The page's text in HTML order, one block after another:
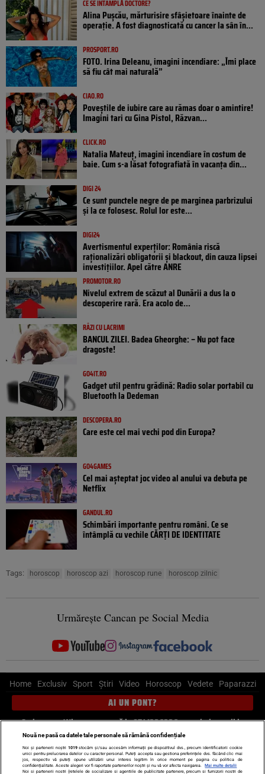
CE SE ÎNTÂMPLĂ DOCTORE?
Alina Pușcău, mărturisire sfâșietoare înainte de
operație. A fost diagnosticată cu cancer la sân în...
PROSPORT.RO
FOTO. Irina Deleanu, imagini incendiare: „Îmi place
să fiu cât mai naturală”
CIAO.RO
Poveştile de iubire care au rămas doar o amintire!
Imagini tari cu Gina Pistol, Răzvan...
CLICK.RO
Natalia Mateuț, imagini incendiare în costum de
baie. Cum s-a lăsat fotografiată în vacanța din...
DIGI 24
Ce sunt punctele negre de pe marginea parbrizului
și la ce folosesc. Rolul lor este...
DIGI24
Avertismentul experților: România riscă
raționalizări obligatorii și blackout, din cauza lipsei
investițiilor. Apel către ANRE
PROMOTOR.RO
Nivelul extrem de scăzut al Dunării a dus la o
descoperire rară. Era acolo de...
RÂZI CU LACRIMI
BANCUL ZILEI. Badea Gheorghe: – Nu pot face
dragoste!
GO4IT.RO
Gadget util pentru grădină: Radio solar portabil cu
Bluetooth la Dedeman
DESCOPERA.RO
Care este cel mai vechi pod din Europa?
GO4GAMES
Cel mai așteptat joc video al anului va debuta pe
Netflix
GANDUL.RO
Schimbări importante pentru români. Ce se
întâmplă cu vechile CĂRȚI DE IDENTITATE
Tags: horoscop horoscop azi horoscop rune horoscop zilnic
Urmărește Cancan pe Social Media
Home Exclusiv Sport Știri Video Horoscop Vedete Paparazzi
AI UN PONT?
Scrie-ne pe Whatsapp, sună la 0741226226 sau trimite mail la
pont@cancan.ro
Știri interne Știri externe Politică
Nouă ne pasă ca datele tale personale să rămână confidențiale
Noi și partenerii noștri 1019stocăm și/sau accesăm informații pe dispozitivul dvs., precum identificatorii cookie
unici pentru prelucrarea datelor cu caracter personal. Puteți accepta sau gestiona preferințele dvs. făcând clic mai
jos, respectiv vă puteți opune utilizării unui interes legitim în orice moment pe pagina cu politica de
confidențialitate. Aceste alegeri vor fi raportate partenerilor noștri și nu vă vor afecta navigarea.
Mai multe detalii
Noi si partenerii nostri (retelele de socializare si agentiile de publicitate partenere, precum si furnizorii nostri de